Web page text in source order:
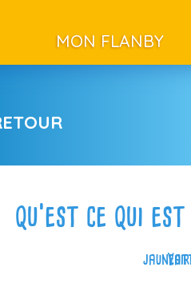
MON FLANBY
qu’est ce qui